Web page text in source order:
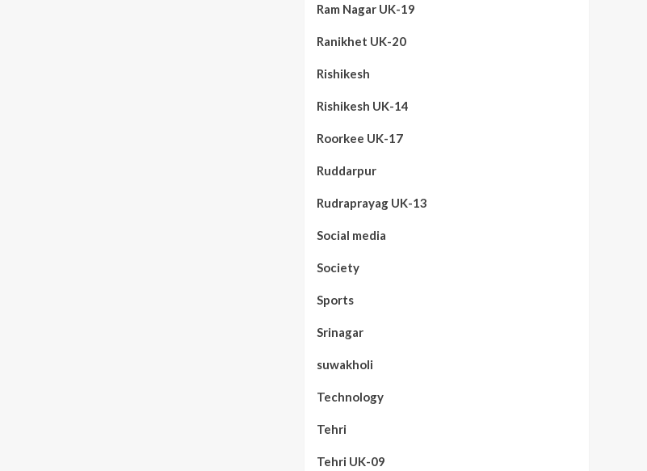
Ram Nagar UK-19
Ranikhet UK-20
Rishikesh
Rishikesh UK-14
Roorkee UK-17
Ruddarpur
Rudraprayag UK-13
Social media
Society
Sports
Srinagar
suwakholi
Technology
Tehri
Tehri UK-09